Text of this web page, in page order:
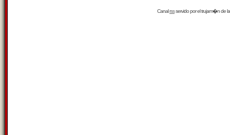
Canalrssservido por eltrujam�nde